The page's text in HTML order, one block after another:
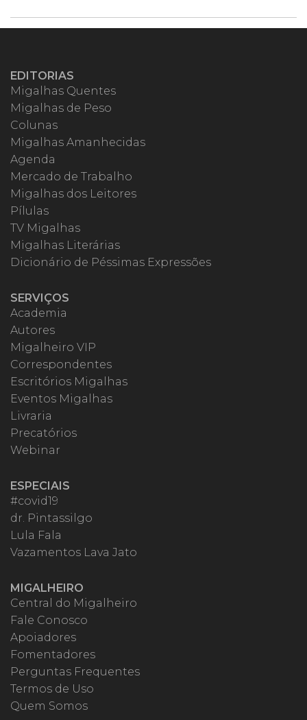
EDITORIAS
Migalhas Quentes
Migalhas de Peso
Colunas
Migalhas Amanhecidas
Agenda
Mercado de Trabalho
Migalhas dos Leitores
Pílulas
TV Migalhas
Migalhas Literárias
Dicionário de Péssimas Expressões
SERVIÇOS
Academia
Autores
Migalheiro VIP
Correspondentes
Escritórios Migalhas
Eventos Migalhas
Livraria
Precatórios
Webinar
ESPECIAIS
#covid19
dr. Pintassilgo
Lula Fala
Vazamentos Lava Jato
MIGALHEIRO
Central do Migalheiro
Fale Conosco
Apoiadores
Fomentadores
Perguntas Frequentes
Termos de Uso
Quem Somos